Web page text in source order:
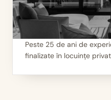
III
Peste 25 de ani de
finalizate în locuințe